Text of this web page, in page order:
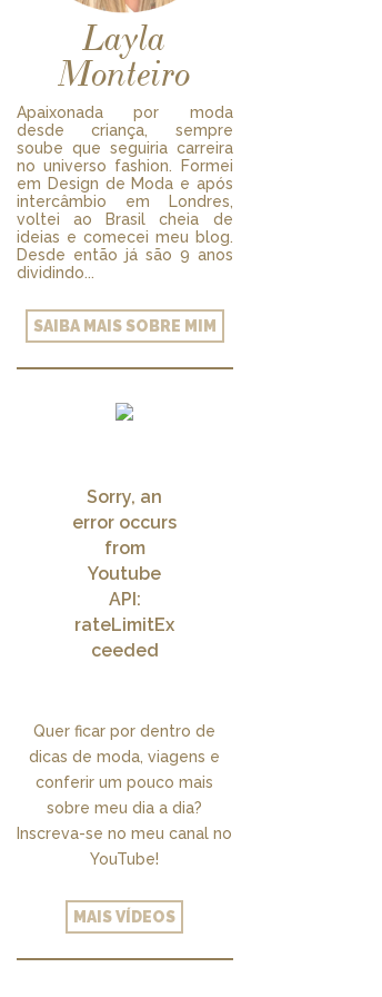
Layla
Monteiro
Apaixonada por moda
desde criança, sempre
soube que seguiria carreira
no universo fashion. Formei
em Design de Moda e após
intercâmbio em Londres,
voltei ao Brasil cheia de
ideias e comecei meu blog.
Desde então já são 9 anos
dividindo...
SAIBA MAIS SOBRE MIM
Sorry, an
error occurs
from
Youtube
API:
rateLimitEx
ceeded
Quer ficar por dentro de
dicas de moda, viagens e
conferir um pouco mais
sobre meu dia a dia?
Inscreva-se no meu canal no
YouTube!
MAIS VÍDEOS